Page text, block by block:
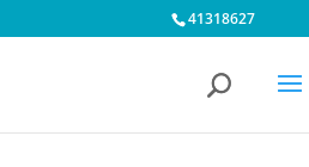
41318627